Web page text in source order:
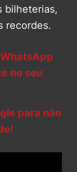
bilheterias,
recordes.
no seu
para não